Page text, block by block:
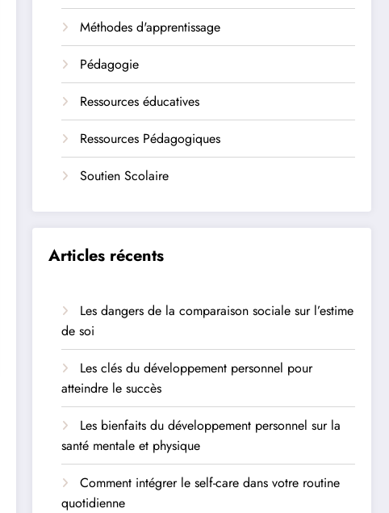
Méthodes d'apprentissage
Pédagogie
Ressources éducatives
Ressources Pédagogiques
Soutien Scolaire
Articles récents
Les dangers de la comparaison sociale sur l’estime
de soi
Les clés du développement personnel pour
atteindre le succès
Les bienfaits du développement personnel sur la
santé mentale et physique
Comment intégrer le self-care dans votre routine
quotidienne